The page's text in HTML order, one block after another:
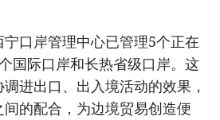
口岸管理中心已管理5个正在
国际口岸和长热省级口岸。这
进出口、出入境活动的效果，
的配合，为边境贸易创造便